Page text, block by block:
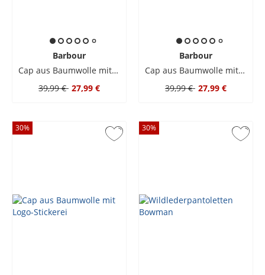
Barbour
Cap aus Baumwolle mit Logo-Stickerei
39,99 € 27,99 €
Barbour
Cap aus Baumwolle mit Logo-Stickerei
39,99 € 27,99 €
30% 30%